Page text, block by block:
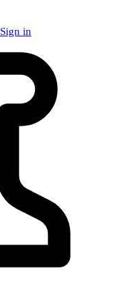
Sign in